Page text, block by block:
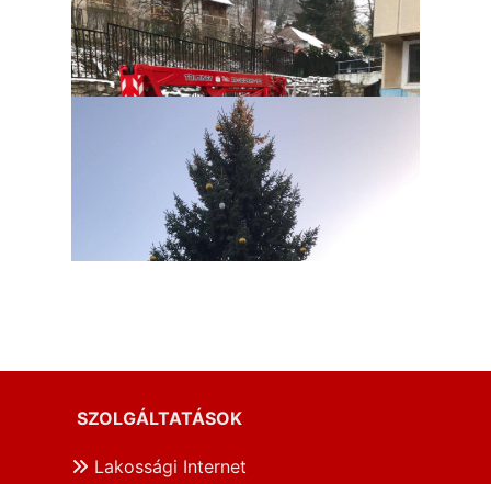
SZOLGÁLTATÁSOK
Lakossági Internet